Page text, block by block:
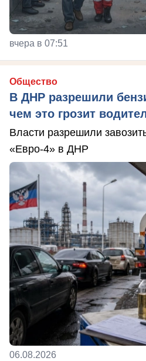
вчера в 07:51
Общество
В ДНР разрешили
чем это грозит
Власти разрешили
«Евро-4» в ДНР
06.08.2026